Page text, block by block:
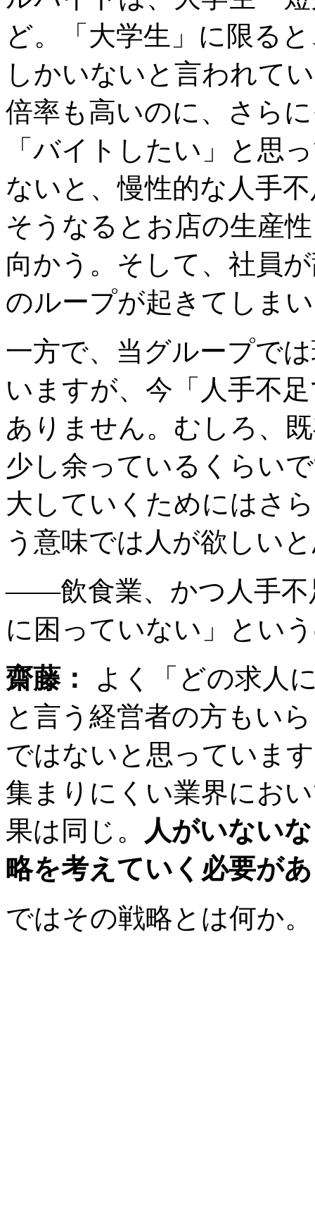
ど。「大学生」に限る
しかいないと言われて
倍率も高いのに、さら
「バイトしたい」と思
ないと、慢性的な人手
そうなるとお店の生産
向かう。そして、社員
のループが起きてしま
一方で、当グループで
いますが、今「人手不
ありません。むしろ、
少し余っているくらい
大していくためにはさ
う意味では人が欲しい
――飲食業、かつ人手不
に困っていない」とい
齋藤：
よく「どの求人
と言う経営者の方もい
ではないと思っていま
集まりにくい業界にお
果は同じ。
人がいない
略を考えていく必要が
ではその戦略とは何か。